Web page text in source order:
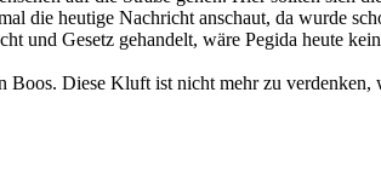
die heutige Nachricht anschaut, da wurde
Gesetz gehandelt, wäre Pegida heute
Diese Kluft ist nicht mehr zu verdenken,